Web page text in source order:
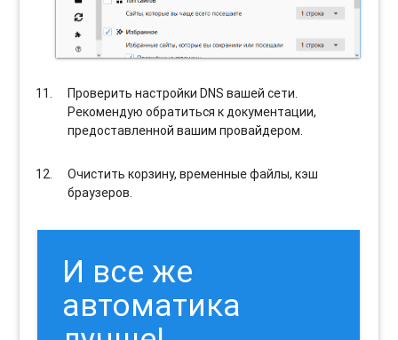
Проверить настройки DNS вашей сети.
Рекомендую обратиться к документации,
предоставленной вашим провайдером.
Очистить корзину, временные файлы, кэш
браузеров.
И все же
автоматика